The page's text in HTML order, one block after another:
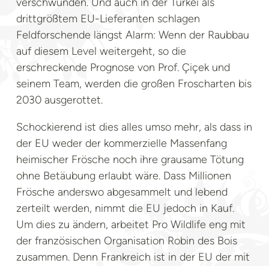
drittgrößtem EU-Lieferanten schlagen
Feldforschende längst Alarm: Wenn der Raubbau
auf diesem Level weitergeht, so die
erschreckende Prognose von Prof. Çiçek und
seinem Team, werden die großen Froscharten bis
2030 ausgerottet.
Schockierend ist dies alles umso mehr, als dass in
der EU weder der kommerzielle Massenfang
heimischer Frösche noch ihre grausame Tötung
ohne Betäubung erlaubt wäre. Dass Millionen
Frösche anderswo abgesammelt und lebend
zerteilt werden, nimmt die EU jedoch in Kauf.
Um dies zu ändern, arbeitet Pro Wildlife eng mit
der französischen Organisation Robin des Bois
zusammen. Denn Frankreich ist in der EU der mit